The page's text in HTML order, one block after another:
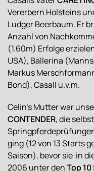
Vererbern Holsteins
Ludger Beerbaum. Er
Anzahl von
(1.60m) Erfolge
USA), Ballerina
Markus
Bond), Casall u.v.m.
Celin's Mutter war
CONTENDER, die
ging (12 von 13 Starts
Saison), bevor sie in
2006 unter denTop